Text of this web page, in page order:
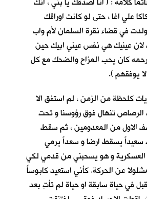
علي اغا ، حتى لو كانت اوراقك
ولدت في قضاء نقرة السلمان لأم واب
لان عينيك هي نفس عيني ابيك حين
كان يحب المزاح والضحك مع كل
يوفقهم ).
كلحظة من الزمن ، لم استفق الا
تنهال فوق رؤوسنا و تحت
الاول من المعدومين ، ثم سقط
سعيداً يسقط ارضا و سعداً يرمي
العسكرية و هو يسحبني من قدمي لكي
عن الحركة. كأني استعيد كابوساً
في حياة سابقة او حياة لم تأتِ بعد